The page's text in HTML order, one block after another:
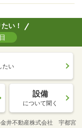
い！
たい
設備
について聞く
井不動産株式会社 宇都宮